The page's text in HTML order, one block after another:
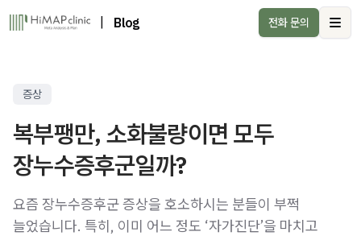
Blog 전화 문의
증상
복부팽만, 소화불량이면 모두
장누수증후군일까?
요즘 장누수증후군 증상을 호소하시는 분들이 부쩍
늘었습니다. 특히, 이미 어느 정도 ‘자가진단’을 마치고